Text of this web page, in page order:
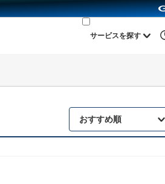
サービスを探す
おすすめ順